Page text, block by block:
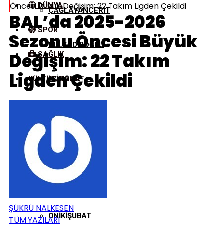
ÇAĞLAYANCERIT
DULKADIROĞLU
EKINÖZÜ
ELBISTAN
GÖKSUN
NURHAK
ONIKIŞUBAT
DÜNYA
SPOR
SAĞLIK
KÜLTÜR/SANAT
Öncesi Büyük Değişim: 22 Takım Ligden Çekildi
BAL’da 2025-2026
Sezonu Öncesi Büyük
Değişim: 22 Takım
Ligden Çekildi
ŞÜKRÜ NALKESEN
TÜM YAZILARI